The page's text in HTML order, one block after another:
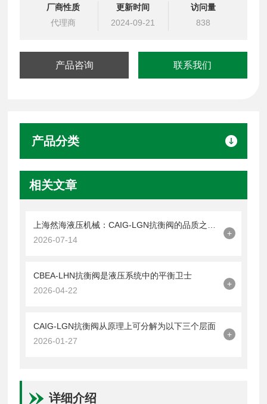
提供油路系统设计,油路块设计,阀块设计与选型
液压油缸，经销力士乐、派克、中国台湾北部等液压元件
厂商性质
代理商
更新时间
2024-09-21
访问量
838
产品咨询 联系我们
产品分类
相关文章
2026-07-14
+
CBEA-LHN抗衡阀是液压系统中的平衡卫士
2026-04-22
+
CAIG-LGN抗衡阀从原理上可分解为以下三个层面
2026-01-27
+
详细介绍